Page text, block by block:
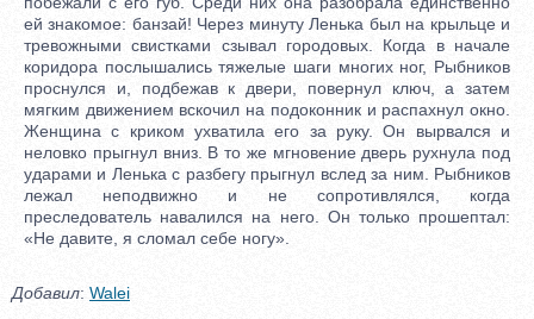
ей знакомое: банзай! Через минуту Ленька был на крыльце и
тревожными свистками сзывал городовых. Когда в начале
коридора послышались тяжелые шаги многих ног, Рыбников
проснулся и, подбежав к двери, повернул ключ, а затем
мягким движением вскочил на подоконник и распахнул окно.
Женщина с криком ухватила его за руку. Он вырвался и
неловко прыгнул вниз. В то же мгновение дверь рухнула под
ударами и Ленька с разбегу прыгнул вслед за ним. Рыбников
лежал неподвижно и не сопротивлялся, когда
преследователь навалился на него. Он только прошептал:
«Не давите, я сломал себе ногу».
Добавил: Walei